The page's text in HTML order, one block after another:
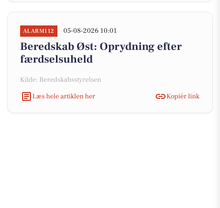
ALARM112 05-08-2026 10:01
Beredskab Øst: Oprydning efter
færdselsuheld
Kilde: Beredskabsstyrelsen
Læs hele artiklen her
Kopiér link